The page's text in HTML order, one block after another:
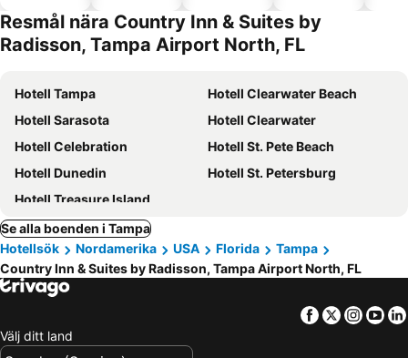
Resmål nära Country Inn & Suites by
Radisson, Tampa Airport North, FL
Hotell Tampa
Hotell Clearwater Beach
Hotell Sarasota
Hotell Clearwater
Hotell Celebration
Hotell St. Pete Beach
Hotell Dunedin
Hotell St. Petersburg
Hotell Treasure Island
Se alla boenden i Tampa
Hotellsök
Nordamerika USA Florida
Tampa
Country Inn & Suites by Radisson, Tampa Airport North, FL
Facebook
Twitter
Välj ditt land